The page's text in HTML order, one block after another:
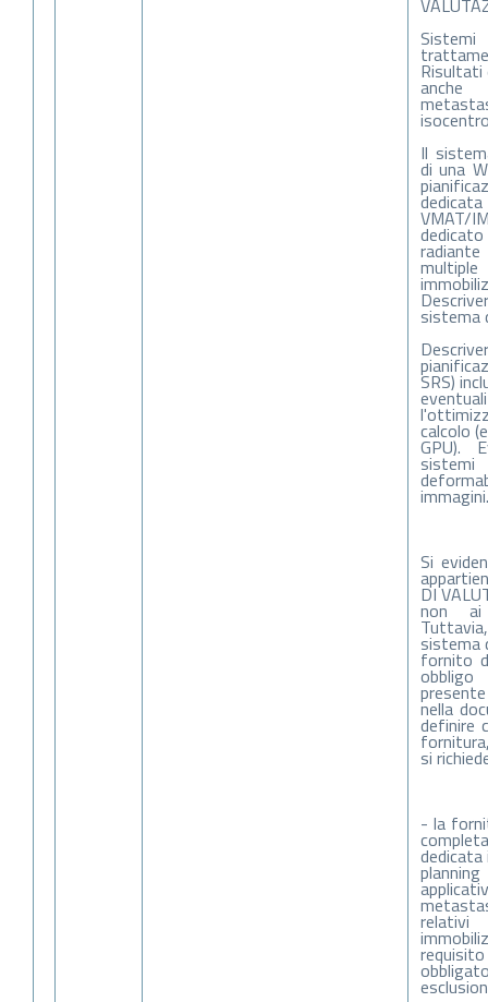
Risultati
Il
di una
VMAT/
sistema
SRS)
calcolo
GPU).
immagini.
Si
DI
non ai
sistema
fornito
nella
definire
si
- la
dedicata